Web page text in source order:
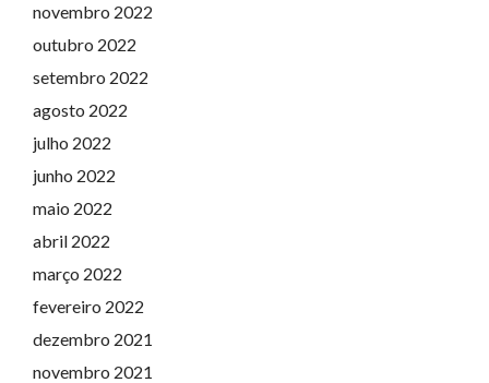
novembro 2022
outubro 2022
setembro 2022
agosto 2022
julho 2022
junho 2022
maio 2022
abril 2022
março 2022
fevereiro 2022
dezembro 2021
novembro 2021